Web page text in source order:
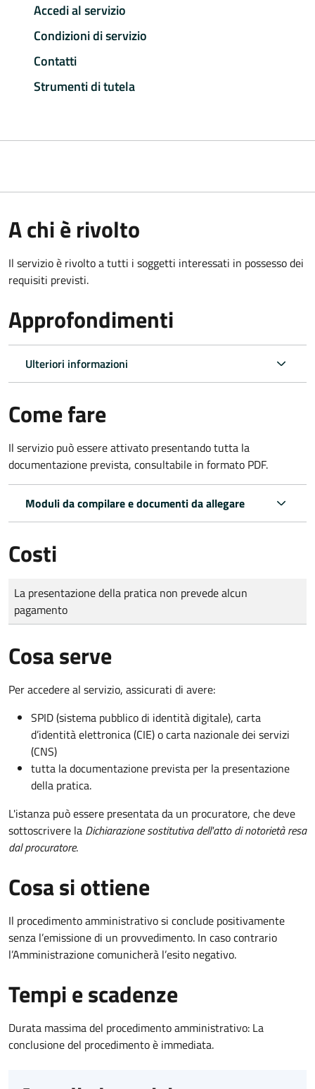
Accedi al servizio
Condizioni di servizio
Contatti
Strumenti di tutela
A chi è rivolto
Il servizio è rivolto a tutti i soggetti interessati in possesso dei
requisiti previsti.
Approfondimenti
Ulteriori informazioni
Come fare
Il servizio può essere attivato presentando tutta la
documentazione prevista, consultabile in formato PDF.
Moduli da compilare e documenti da allegare
Costi
Tipo di pagamento
Importo
La presentazione della pratica non prevede alcun
pagamento
Cosa serve
Per accedere al servizio, assicurati di avere:
SPID (sistema pubblico di identità digitale), carta
d’identità elettronica (CIE) o carta nazionale dei servizi
(CNS)
tutta la documentazione prevista per la presentazione
della pratica.
L'istanza può essere presentata da un procuratore, che deve
sottoscrivere la Dichiarazione sostitutiva dell'atto di notorietà resa
dal procuratore.
Cosa si ottiene
Il procedimento amministrativo si conclude positivamente
senza l’emissione di un provvedimento. In caso contrario
l’Amministrazione comunicherà l’esito negativo.
Tempi e scadenze
Durata massima del procedimento amministrativo: La
conclusione del procedimento è immediata.